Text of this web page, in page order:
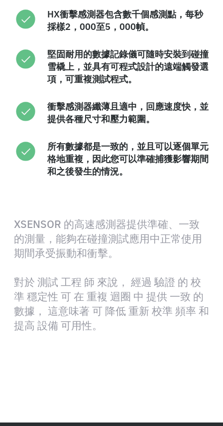
XSENSOR 的高速感測器提供準確、一致
的測量，能夠在碰撞測試應用中正常使用
期間承受振動和衝擊。
對於 測試 工程 師 來說， 經過 驗證 的 校
準 穩定性 可 在 重複 迴圈 中 提供 一致 的
數據， 這意味著 可 降低 重新 校準 頻率 和
提高 設備 可用性。
HX衝擊感測器包含數千個感測點，每秒
採樣2，000至5，000幀。
堅固耐用的數據記錄儀可隨時安裝到碰撞
雪橇上，並具有可程式設計的遠端觸發選
項，可重複測試程式。
衝擊感測器纖薄且適中，回應速度快，並
提供各種尺寸和壓力範圍。
所有數據都是一致的，並且可以逐個單元
格地重複，因此您可以準確捕獲影響期間
和之後發生的情況。